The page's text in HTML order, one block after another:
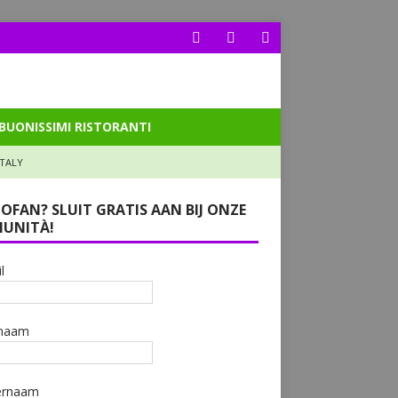
BUONISSIMI RISTORANTI
SLUIT GRATIS AAN BIJ ONZE